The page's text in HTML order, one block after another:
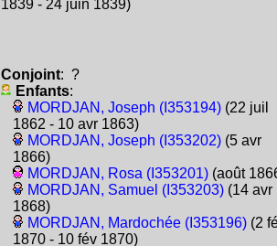
1839 - 24 juin 1839)
Conjoint: ?
Enfants:
MORDJAN, Joseph (I353194)(22 juil
1862 - 10 avr 1863)
MORDJAN, Joseph (I353202)(5 avr
1866)
MORDJAN, Rosa (I353201)(août
MORDJAN, Samuel (I353203)(14 avr
1868)
MORDJAN, Mardochée (I353196)(2
1870 - 10 fév 1870)